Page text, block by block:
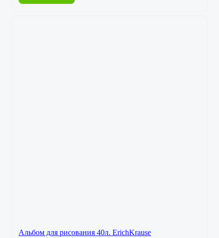
Альбом для рисования 40л. ErichKrause